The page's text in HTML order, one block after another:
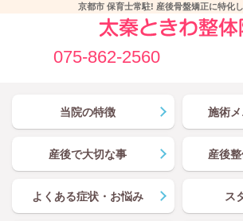
京都市 保育士常駐! 産後骨盤矯正に特化
075-862-2560
当院の特徴 施術
産後で大切な事 産後
よくある症状・お悩み ス